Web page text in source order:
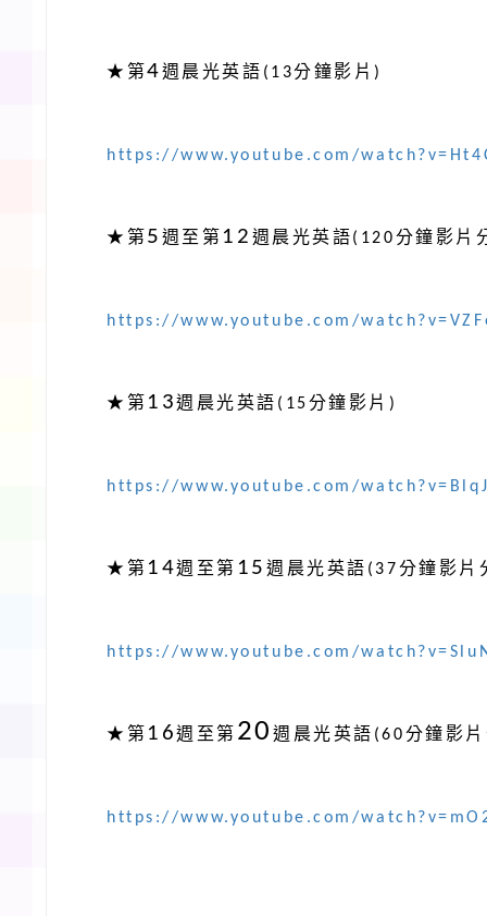
★ 第4週晨光英語 (13分鐘影片 )
https://www.youtube.com/
★ 第 5 週至第 12 週晨光英語(120分鐘影片
https://www.youtube.com/
★ 第 13週晨光英語 (15分鐘影片 )
https://www.youtube.com/
★ 第 14週至第 15週晨光英語 (37分鐘影片
https://www.youtube.com/
★ 第 16週至第 20週晨光英語 (60分鐘影
https://www.youtube.com/